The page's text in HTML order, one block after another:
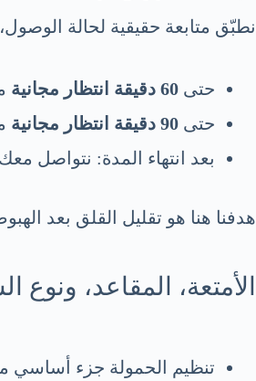
نطبّق متابعة حقيقية لحالة
حتى 60 دقيقة انتظار مجانية
حتى 90 دقيقة انتظار مجانية
بعد انتهاء المدة: نتواصل
هدفنا هنا هو تقليل القلق بعد
الأمتعة، المقاعد، ونوع
تنظيم الحمولة جزء أساسي